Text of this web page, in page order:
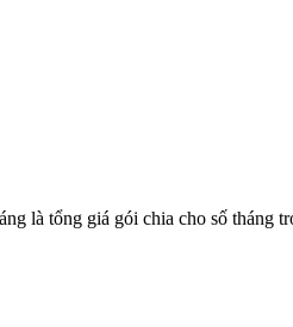
là tổng giá gói chia cho số tháng